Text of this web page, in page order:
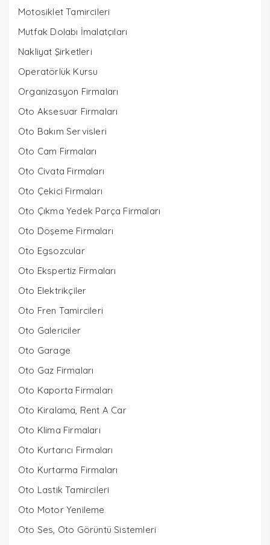
Motosiklet Tamircileri
Mutfak Dolabı İmalatçıları
Nakliyat Şirketleri
Operatörlük Kursu
Organizasyon Firmaları
Oto Aksesuar Firmaları
Oto Bakım Servisleri
Oto Cam Firmaları
Oto Civata Firmaları
Oto Çekici Firmaları
Oto Çıkma Yedek Parça Firmaları
Oto Döşeme Firmaları
Oto Egsozcular
Oto Ekspertiz Firmaları
Oto Elektrikçiler
Oto Fren Tamircileri
Oto Galericiler
Oto Garage
Oto Gaz Firmaları
Oto Kaporta Firmaları
Oto Kiralama, Rent A Car
Oto Klima Firmaları
Oto Kurtarıcı Firmaları
Oto Kurtarma Firmaları
Oto Lastik Tamircileri
Oto Motor Yenileme
Oto Ses, Oto Görüntü Sistemleri